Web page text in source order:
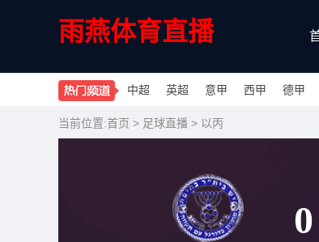
雨燕体育直播
中超 英超 意甲 西甲 德甲
当前位置:首页 > 足球直播 > 以丙
0